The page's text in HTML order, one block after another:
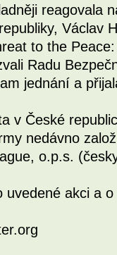
reagovala
Václav
to the
Radu
jednání a
v České
nedávno
o.p.s.
uvedené akci a